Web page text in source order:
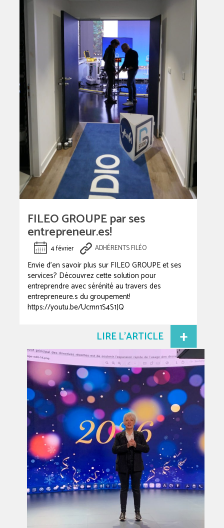
FILEO GROUPE par ses
entrepreneur.es!
4 février ADHÉRENTS FILÉO
Envie d’en savoir plus sur FILEO GROUPE et ses
services? Découvrez cette solution pour
entreprendre avec sérénité au travers des
entrepreneure.s du groupement!
https://youtu.be/Ucmn1S4S1JQ
LIRE L'ARTICLE